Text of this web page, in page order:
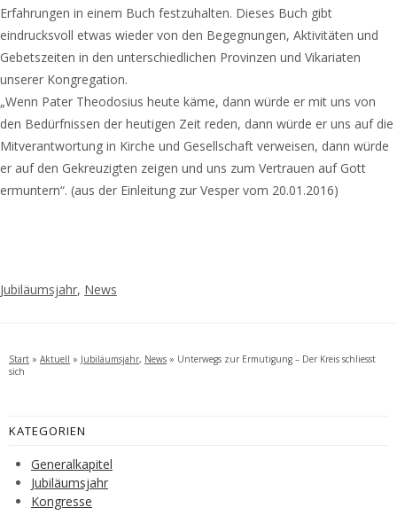
Erfahrungen in einem Buch festzuhalten. Dieses Buch gibt
eindrucksvoll etwas wieder von den Begegnungen, Aktivitäten und
Gebetszeiten in den unterschiedlichen Provinzen und Vikariaten
unserer Kongregation.
„Wenn Pater Theodosius heute käme, dann würde er mit uns von
den Bedürfnissen der heutigen Zeit reden, dann würde er uns auf die
Mitverantwortung in Kirche und Gesellschaft verweisen, dann würde
er auf den Gekreuzigten zeigen und uns zum Vertrauen auf Gott
ermuntern“. (aus der Einleitung zur Vesper vom 20.01.2016)
Jubiläumsjahr, News
Start » Aktuell » Jubiläumsjahr, News » Unterwegs zur Ermutigung – Der Kreis schliesst
sich
KATEGORIEN
Generalkapitel
Jubiläumsjahr
Kongresse